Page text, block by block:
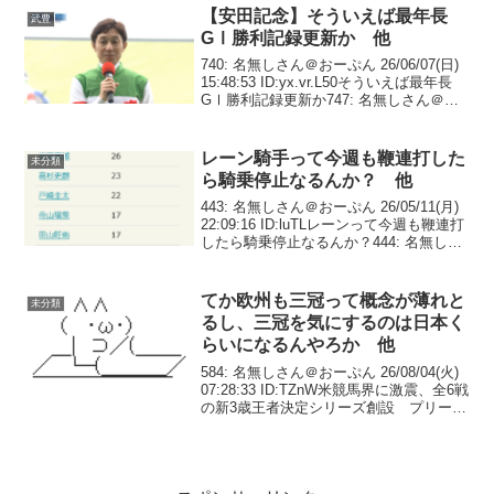
武豊
【安田記念】そういえば最年長
GⅠ勝利記録更新か 他
740: 名無しさん＠おーぷん 26/06/07(日)
15:48:53 ID:yx.vr.L50そういえば最年長
GⅠ勝利記録更新か747: 名無しさん＠お
未分類
レーン騎手って今週も鞭連打した
ら騎乗停止なるんか？ 他
443: 名無しさん＠おーぷん 26/05/11(月)
22:09:16 ID:luTLレーンって今週も鞭連打
したら騎乗停止なるんか？444: 名無しさ
未分類
てか欧州も三冠って概念が薄れと
るし、三冠を気にするのは日本く
らいになるんやろか 他
584: 名無しさん＠おーぷん 26/08/04(火)
07:28:33 ID:TZnW米競馬界に激震、全6戦
の新3歳王者決定シリーズ創設 プリーク